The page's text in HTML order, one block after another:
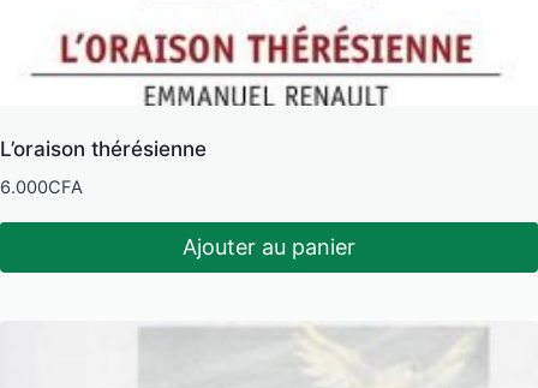
L’oraison thérésienne
6.000CFA
Ajouter au panier